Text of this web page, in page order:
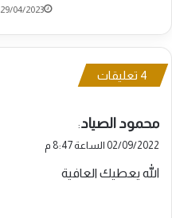
29/04/2023
‫4 تعليقات
ي
ق
ل
محمود الصياد:
02/09/2022 الساعة 8:47 م
الله يعطيك العافية